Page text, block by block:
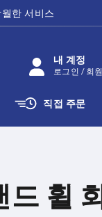
한 서비스
내 계정
로그인 / 회
직접 주문
휠